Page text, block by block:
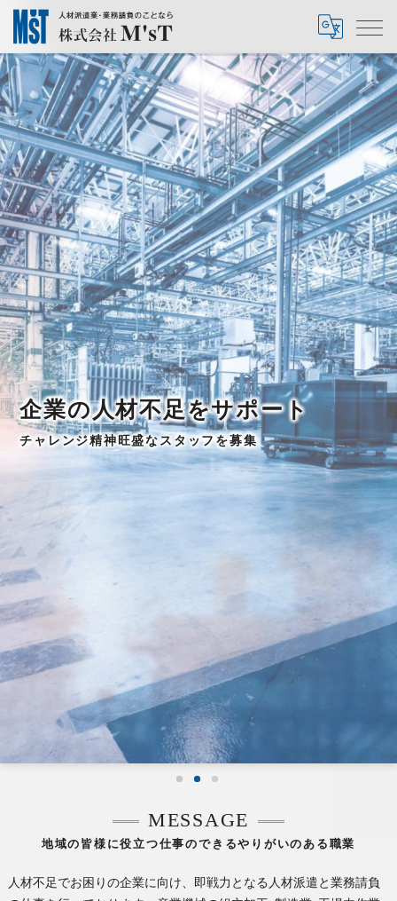
企業の人材不足をサポート
チャレンジ精神旺盛なスタッフを募集
地域の皆様に役立つ仕事のできるやりがいのある職業
MESSAGE
人材不足でお困りの企業に向け、即戦力となる人材派遣と業務請負